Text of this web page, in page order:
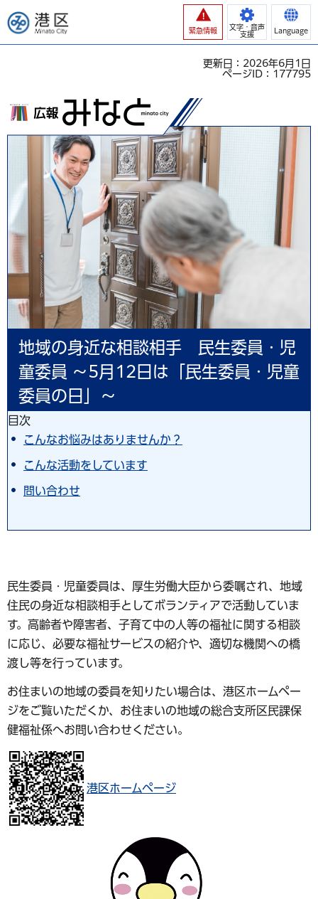
港区
緊急情報
文字・音声
支援
Language
更新日：2026年6月1日
ページID：177795
広報みなと
地域の身近な相談相手 民生委員・児
童委員 ～5月12日は「民生委員・児童
委員の日」～
目次
こんなお悩みはありませんか？
こんな活動をしています
問い合わせ
民生委員・児童委員は、厚生労働大臣から委嘱され、地域
住民の身近な相談相手としてボランティアで活動していま
す。高齢者や障害者、子育て中の人等の福祉に関する相談
に応じ、必要な福祉サービスの紹介や、適切な機関への橋
渡し等を行っています。
お住まいの地域の委員を知りたい場合は、港区ホームペー
ジをご覧いただくか、お住まいの地域の総合支所区民課保
健福祉係へお問い合わせください。
港区ホームページ